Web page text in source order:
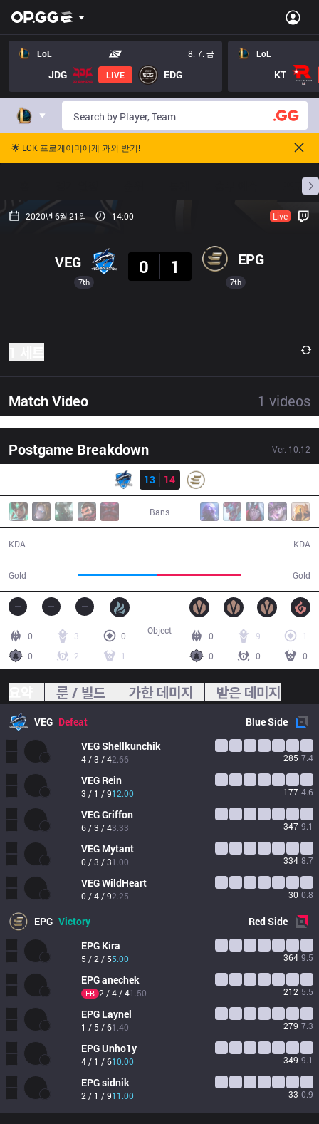
LoL 8. 7. 금
JDG LIVE EDG
LoL
KT
🌟 LCK 프로게이머에게 과외 받기!
프로빌
2020년 6월 21일 14:00 Live
7th
VEG
0
1 EPG
7th
Match Video 1 videos
Postgame Breakdown Ver. 10.12
13
14
Bans
KDA
Gold Gold
KDA
0 3
0
0
2 1
0 9
1
0
0 0
Object
룬 / 빌드 가한 데미지 받은 데미지
VEG Defeat BlueSide
VEGShellkunchik
4 / 3 / 42.66 285 7.4
VEG Rein
3 / 1 / 912.00 177 4.6
VEGGriffon
6 / 3 / 43.33 347 9.1
VEG Mytant
0 / 3 / 31.00 334 8.7
VEGWildHeart
0 / 4 / 92.25 30 0.8
EPG Victory RedSide
EPG Kira
5 / 2 / 55.00 364 9.5
EPGanechek
FB 2 / 4 / 41.50 212 5.5
EPG Laynel
1 / 5 / 61.40 279 7.3
EPGUnho1y
4 / 1 / 610.00 349 9.1
EPGsidnik
2 / 1 / 911.00 33 0.9